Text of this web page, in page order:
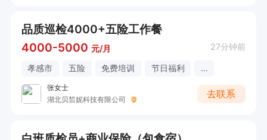
品质巡检4000+五险工作餐
4000-5000 元/月 27分钟前
孝感市 五险 免费培训 节日福利 ...
张女士
湖北贝皙妮科技有限公司
去联系